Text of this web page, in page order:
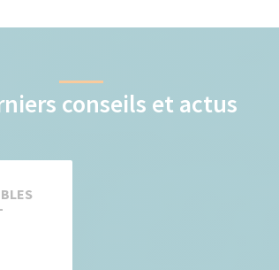
conseils et actus